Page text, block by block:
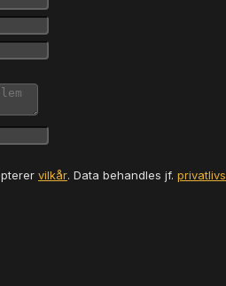
vilkår. Data behandles jf.